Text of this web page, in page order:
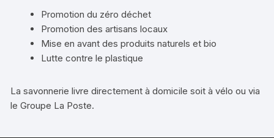
Promotion du zéro déchet
Promotion des artisans locaux
Mise en avant des produits naturels et bio
Lutte contre le plastique
La savonnerie livre directement à domicile soit à vélo ou via
le Groupe La Poste.